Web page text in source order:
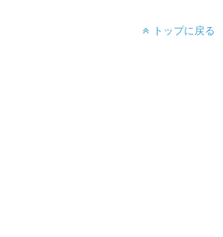
トップに戻る